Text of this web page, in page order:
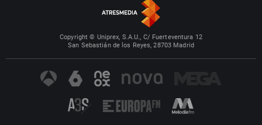
Copyright © Uniprex, S.A.U., C/ Fuerteventura 12
San Sebastián de los Reyes, 28703 Madrid